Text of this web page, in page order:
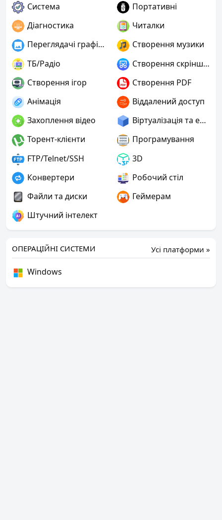
Система
Портативні
Діагностика
Читалки
Переглядачі графіки
Створення музики
ТБ/Радіо
Створення скріншотів
Створення ігор
Створення PDF
Анімація
Віддалений доступ
Захоплення відео
Віртуалізація та емуляція
Торент-клієнти
Програмування
FTP/Telnet/SSH
3D
Конвертери
Робочий стіл
Файли та диски
Геймерам
Штучний інтелект
Усі платформи »
ОПЕРАЦІЙНІ СИСТЕМИ
Windows